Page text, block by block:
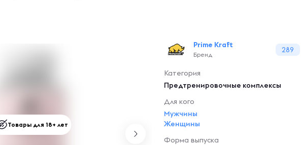
Товары для 18+ лет
Prime Kraft
Бренд
289
Категория
Предтренировочные комплексы
Для кого
Мужчины
Женщины
Форма выпуска